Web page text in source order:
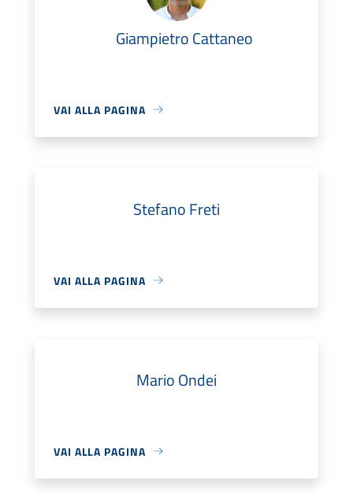
Giampietro Cattaneo
VAI ALLA PAGINA
Stefano Freti
VAI ALLA PAGINA
Mario Ondei
VAI ALLA PAGINA